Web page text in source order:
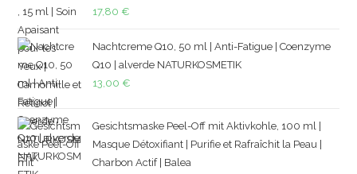
17,80 €
Nachtcreme Q10, 50 ml | Anti-Fatigue | Coenzyme
Q10 | alverde NATURKOSMETIK
13,00 €
Gesichtsmaske Peel-Off mit Aktivkohle, 100 ml |
Masque Détoxifiant | Purifie et Rafraîchit la Peau |
Charbon Actif | Balea